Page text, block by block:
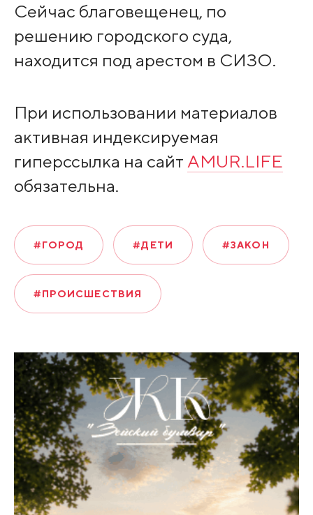
Сейчас благовещенец, по
решению городского суда,
находится под арестом в СИЗО.
При использовании материалов
активная индексируемая
гиперссылка на сайт AMUR.LIFE
обязательна.
#ГОРОД #ДЕТИ #ЗАКОН
#ПРОИСШЕСТВИЯ